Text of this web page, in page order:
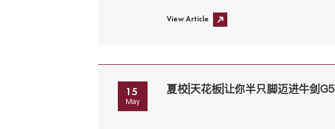
View Article
15
May
夏校|天花板|让你半只脚迈进牛剑G5